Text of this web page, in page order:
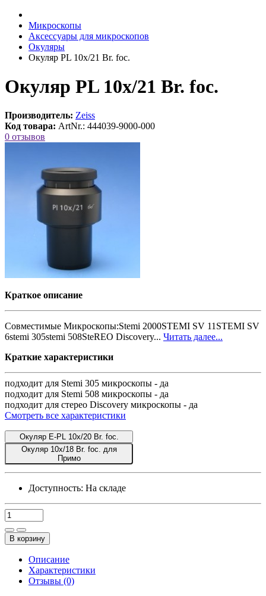
Микроскопы
Аксессуары для микроскопов
Окуляры
Окуляр PL 10x/21 Br. foc.
Окуляр PL 10x/21 Br. foc.
Производитель: Zeiss
Код товара: ArtNr.: 444039-9000-000
0 отзывов
Краткое описание
Совместимые Микроскопы:Stemi 2000STEMI SV 11STEMI SV
6stemi 305stemi 508SteREO Discovery... Читать далее...
Краткие характеристики
подходит для Stemi 305 микроскопы - да
подходит для Stemi 508 микроскопы - да
подходит для стерео Discovery микроскопы - да
Смотреть все характеристики
Окуляр E-PL 10x/20 Br. foc.
Окуляр 10x/18 Br. foc. для
Примо
Доступность: На складе
В корзину
Описание
Характеристики
Отзывы (0)